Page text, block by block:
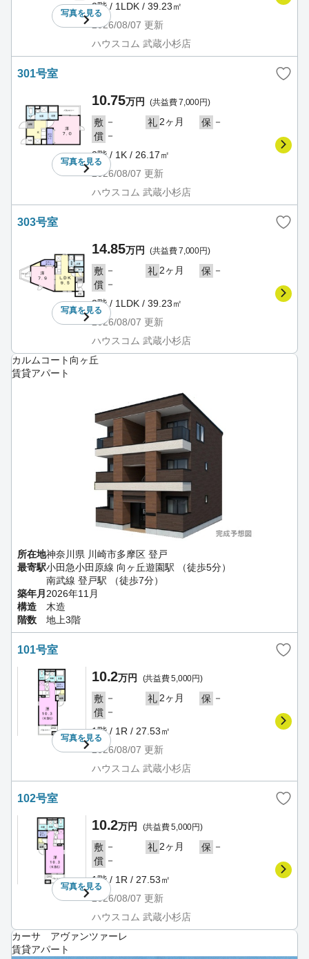
写真を見る
2階 / 1LDK / 39.23㎡
2026/08/07 更新
ハウスコム 武蔵小杉店
301号室
写真を見る
10.75万円 (共益費 7,000円)
敷 － 礼2ヶ月 保 －
償 －
3階 / 1K / 26.17㎡
2026/08/07 更新
ハウスコム 武蔵小杉店
303号室
写真を見る
14.85万円 (共益費 7,000円)
敷 － 礼2ヶ月 保 －
償 －
3階 / 1LDK / 39.23㎡
2026/08/07 更新
ハウスコム 武蔵小杉店
カルムコート向ヶ丘
賃貸アパート
所在地神奈川県 川崎市多摩区 登戸
最寄駅小田急小田原線 向ヶ丘遊園駅 （徒歩5分）
南武線 登戸駅 （徒歩7分）
築年月 2026年11月
構造
木造
階数
地上3階
101号室
写真を見る
10.2万円 (共益費 5,000円)
敷 － 礼 2ヶ月 保 －
償 －
1階 / 1R / 27.53㎡
2026/08/07 更新
ハウスコム 武蔵小杉店
102号室
写真を見る
10.2万円 (共益費 5,000円)
敷 － 礼 2ヶ月 保 －
償 －
1階 / 1R / 27.53㎡
2026/08/07 更新
ハウスコム 武蔵小杉店
カーサ アヴァンツァーレ
賃貸アパート